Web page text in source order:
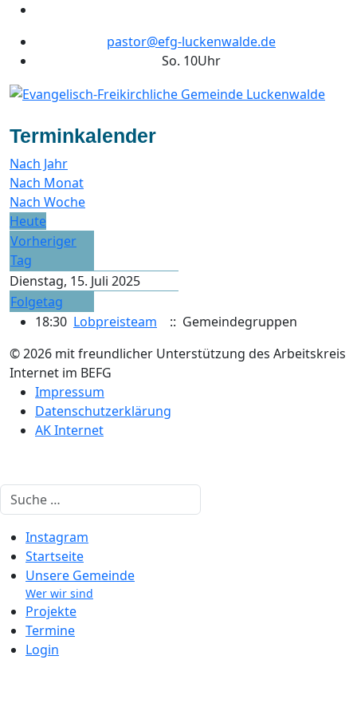
pastor@efg-luckenwalde.de
So. 10Uhr
Terminkalender
Nach Jahr
Nach Monat
Nach Woche
Heute
Vorheriger
Tag
Dienstag, 15. Juli 2025
Folgetag
18:30 Lobpreisteam
:: Gemeindegruppen
© 2026 mit freundlicher Unterstützung des Arbeitskreis
Internet im BEFG
Impressum
Datenschutzerklärung
AK Internet
Suchen
Instagram
Startseite
Unsere Gemeinde
Wer wir sind
Projekte
Termine
Login